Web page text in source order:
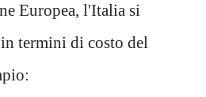
Europea, l'Italia si
termini di costo del